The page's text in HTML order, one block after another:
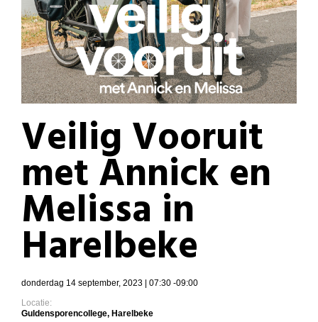
Veilig Vooruit
met Annick en
Melissa in
Harelbeke
donderdag 14 september, 2023 | 07:30 -09:00
Locatie:
Guldensporencollege, Harelbeke